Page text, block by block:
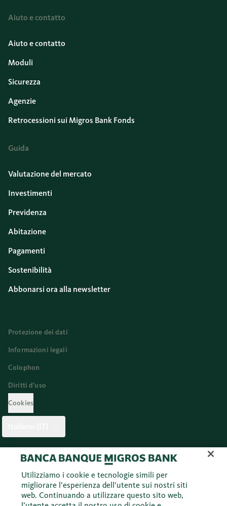
Aiuto e contatto
Aiuto e contatto
Moduli
Sicurezza
Agenzie
Retrocessioni sui Migros Bank Fonds
Guida
Valutazione del mercato
Investimenti
Previdenza
Abitazione
Pagamenti
Sostenibilità
Abbonarsi ora alla newsletter
Protezione dei dati
Informazioni legali
Colophon
Diritti d’uso
Cookies
Twitter Facebook Blog Instagram Youtube
© 2026 Banca Migros SA
Utilizziamo i cookie e tecnologie simili per
migliorare l’esperienza dell’utente sui nostri siti
web. Continuando a utilizzare questo sito web,